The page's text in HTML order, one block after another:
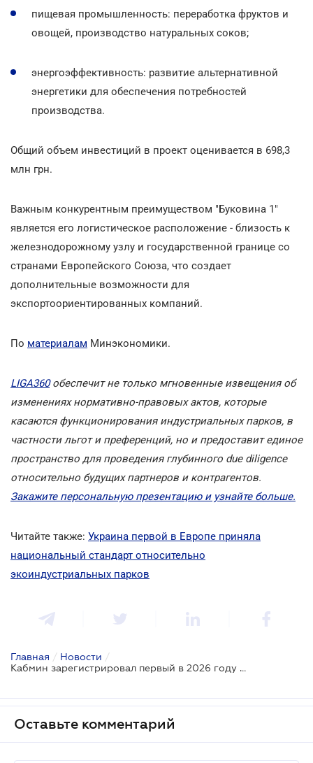
пищевая промышленность: переработка фруктов и
овощей, производство натуральных соков;
энергоэффективность: развитие альтернативной
энергетики для обеспечения потребностей
производства.
Общий объем инвестиций в проект оценивается в 698,3
млн грн.
Важным конкурентным преимуществом "Буковина 1"
является его логистическое расположение - близость к
железнодорожному узлу и государственной границе со
странами Европейского Союза, что создает
дополнительные возможности для
экспортоориентированных компаний.
По материалам Минэкономики.
LIGA360обеспечит не только мгновенные извещения об
изменениях нормативно-правовых актов, которые
касаются функционирования индустриальных парков, в
частности льгот и преференций, но и предоставит единое
пространство для проведения глубинного due diligence
относительно будущих партнеров и контрагентов.
Закажите персональную презентацию и узнайте больше.
Читайте также: Украина первой в Европе приняла
национальный стандарт относительно
экоиндустриальных парков
Главная / Новости /
Кабмин зарегистрировал первый в 2026 году индустриальный парк
Оставьте комментарий